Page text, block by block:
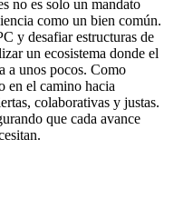
no es solo un mandato
como un bien común.
y desafiar estructuras de
un ecosistema donde el
a unos pocos. Como
en el camino hacia
colaborativas y justas.
que cada avance